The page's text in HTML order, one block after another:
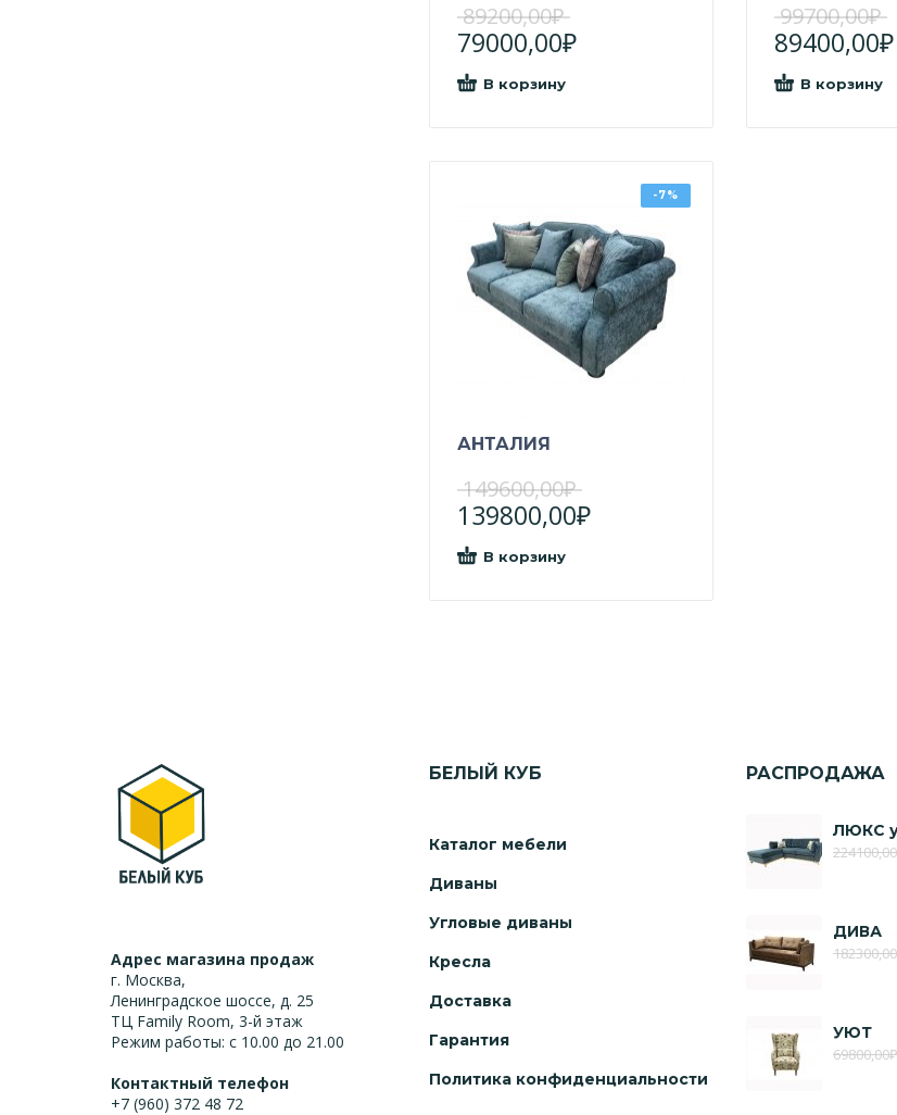
89200,00₽
79000,00₽
В корзину
99700,00₽
89400,00₽
В корзину
-7%
АНТАЛИЯ
149600,00₽
139800,00₽
В корзину
Адрес магазина продаж
г. Москва,
Ленинградское шоссе, д. 25
ТЦ Family Room, 3-й этаж
Режим работы: с 10.00 до 21.00
Контактный телефон
+7 (960) 372 48 72
БЕЛЫЙ КУБ
Каталог мебели
Диваны
Угловые диваны
Кресла
Доставка
Гарантия
Политика конфиденциальности
РАСПРОДАЖА
ЛЮКС
224100,00
ДИВА
182300,00
УЮТ
69800,00₽